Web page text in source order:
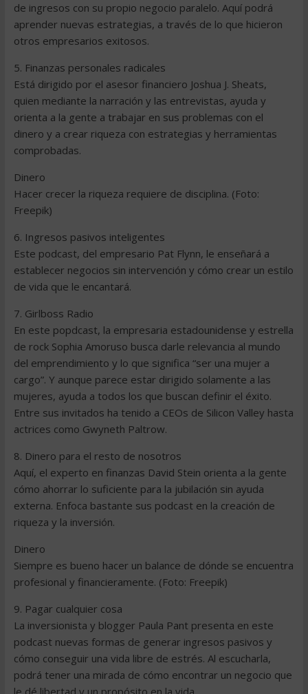
de ingresos con su propio negocio paralelo. Aquí podrá
aprender nuevas estrategias, a través de lo que hicieron
otros empresarios exitosos.
5. Finanzas personales radicales
Está dirigido por el asesor financiero Joshua J. Sheats,
quien mediante la narración y las entrevistas, ayuda y
orienta a la gente a trabajar en sus problemas con el
dinero y a crear riqueza con estrategias y herramientas
comprobadas.
Dinero
Hacer crecer la riqueza requiere de disciplina. (Foto:
Freepik)
6. Ingresos pasivos inteligentes
Este podcast, del empresario Pat Flynn, le enseñará a
establecer negocios sin intervención y cómo crear un estilo
de vida que le encantará.
7. Girlboss Radio
En este popdcast, la empresaria estadounidense y estrella
de rock Sophia Amoruso busca darle relevancia al mundo
del emprendimiento y lo que significa “ser una mujer a
cargo”. Y aunque parece estar dirigido solamente a las
mujeres, ayuda a todos los que buscan definir el éxito.
Entre sus invitados ha tenido a CEOs de Silicon Valley hasta
actrices como Gwyneth Paltrow.
8. Dinero para el resto de nosotros
Aquí, el experto en finanzas David Stein orienta a la gente
cómo ahorrar lo suficiente para la jubilación sin ayuda
externa. Enfoca bastante sus podcast en la creación de
riqueza y la inversión.
Dinero
Siempre es bueno hacer un balance de dónde se encuentra
profesional y financieramente. (Foto: Freepik)
9. Pagar cualquier cosa
La inversionista y blogger Paula Pant presenta en este
podcast nuevas formas de generar ingresos pasivos y
cómo conseguir una vida libre de estrés. Al escucharla,
podrá tener una mirada de cómo encontrar un negocio que
le dé libertad y un propósito en la vida.